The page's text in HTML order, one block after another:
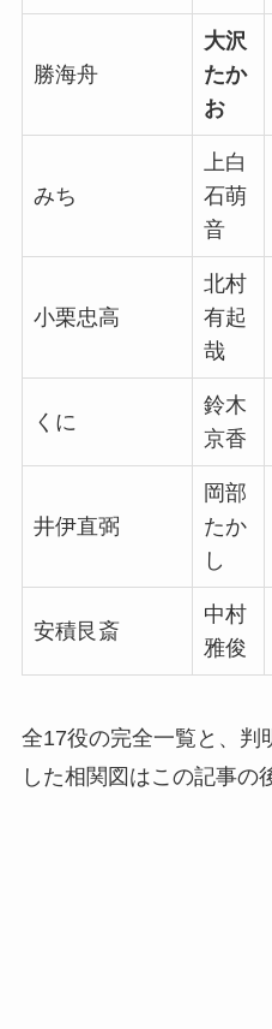
勝海舟
大沢
たか
お
みち
上白
石萌
音
小栗忠高
北村
有起
哉
くに
鈴木
京香
井伊直弼
岡部
たか
し
安積艮斎
中村
雅俊
全17役の完全一覧と、判
した相関図はこの記事の